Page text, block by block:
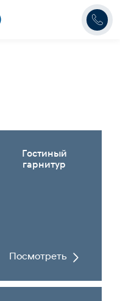
Гостиный
гарнитур
Посмотреть